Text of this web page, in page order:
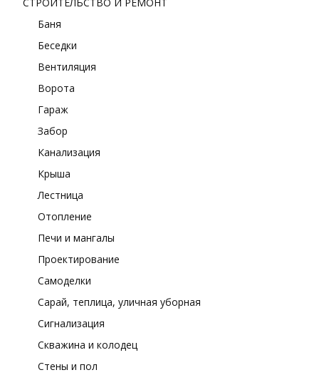
СТРОИТЕЛЬСТВО И РЕМОНТ
Баня
Беседки
Вентиляция
Ворота
Гараж
Забор
Канализация
Крыша
Лестница
Отопление
Печи и мангалы
Проектирование
Самоделки
Сарай, теплица, уличная уборная
Сигнализация
Скважина и колодец
Стены и пол